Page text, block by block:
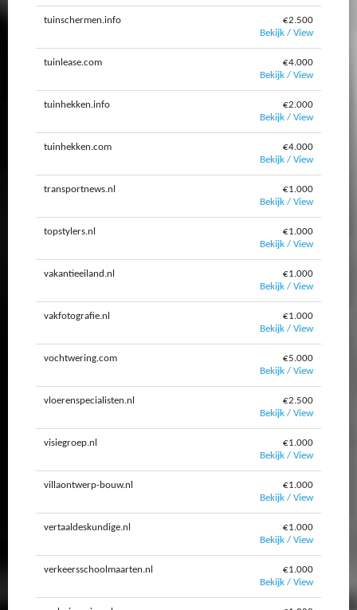
tuinschermen.info
€2.500
Bekijk / View
tuinlease.com
€4.000
Bekijk / View
tuinhekken.info
€2.000
Bekijk / View
tuinhekken.com
€4.000
Bekijk / View
transportnews.nl
€1.000
Bekijk / View
topstylers.nl
€1.000
Bekijk / View
vakantieeiland.nl
€1.000
Bekijk / View
vakfotografie.nl
€1.000
Bekijk / View
vochtwering.com
€5.000
Bekijk / View
vloerenspecialisten.nl
€2.500
Bekijk / View
visiegroep.nl
€1.000
Bekijk / View
villaontwerp-bouw.nl
€1.000
Bekijk / View
vertaaldeskundige.nl
€1.000
Bekijk / View
verkeersschoolmaarten.nl
€1.000
Bekijk / View